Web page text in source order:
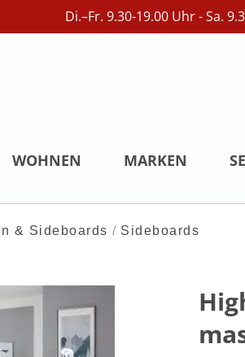
Di.–Fr. 9.30-19.00 Uhr - Sa.
WOHNEN MARKEN
& Sideboards Sideboards